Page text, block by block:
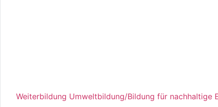
Weiterbildung Umweltbildung/Bildung für nachhaltige